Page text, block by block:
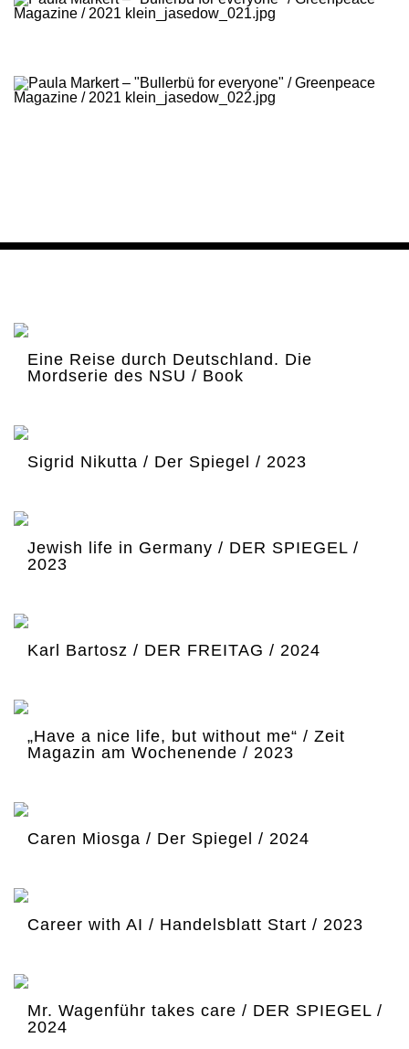
Eine Reise durch Deutschland. Die
Mordserie des NSU / Book
Sigrid Nikutta / Der Spiegel / 2023
Jewish life in Germany / DER SPIEGEL /
2023
Karl Bartosz / DER FREITAG / 2024
„Have a nice life, but without me“ / Zeit
Magazin am Wochenende / 2023
Caren Miosga / Der Spiegel / 2024
Career with AI / Handelsblatt Start / 2023
Mr. Wagenführ takes care / DER SPIEGEL /
2024